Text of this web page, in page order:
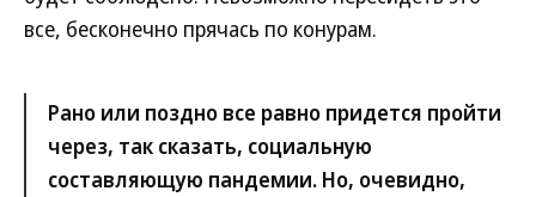
все, бесконечно прячась по конурам.
Рано или поздно все равно придется пройти
через, так сказать, социальную
составляющую пандемии. Но, очевидно,